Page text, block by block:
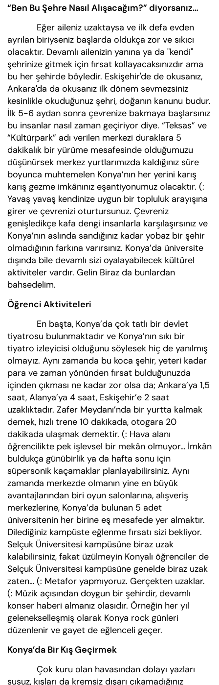
“Ben Bu Şehre Nasıl Alışacağım?” diyorsanız…
Eğer aileniz uzaktaysa ve ilk defa evden
ayrılan biriyseniz başlarda oldukça zor ve sıkıcı
olacaktır. Devamlı ailenizin yanına ya da "kendi"
şehrinize gitmek için fırsat kollayacaksınızdır ama
bu her şehirde böyledir. Eskişehir'de de okusanız,
Ankara'da da okusanız ilk dönem sevmezsiniz
kesinlikle okuduğunuz şehri, doğanın kanunu budur.
İlk 5-6 aydan sonra çevrenize bakmaya başlarsınız
bu insanlar nasıl zaman geçiriyor diye. “Teksas” ve
“Kültürpark” adı verilen merkezi duraklara 5
dakikalık bir yürüme mesafesinde olduğumuzu
düşünürsek merkez yurtlarımızda kaldığınız süre
boyunca muhtemelen Konya’nın her yerini karış
karış gezme imkânınız eşantiyonumuz olacaktır. (:
Yavaş yavaş kendinize uygun bir topluluk arayışına
girer ve çevrenizi oturtursunuz. Çevreniz
genişledikçe kafa dengi insanlarla karşılaşırsınız ve
Konya’nın aslında sandığınız kadar yobaz bir şehir
olmadığının farkına varırsınız. Konya’da üniversite
dışında bile devamlı sizi oyalayabilecek kültürel
aktiviteler vardır. Gelin Biraz da bunlardan
bahsedelim.
Öğrenci Aktiviteleri
En başta, Konya’da çok tatlı bir devlet
tiyatrosu bulunmaktadır ve Konya’nın sıkı bir
tiyatro izleyicisi olduğunu söylesek hiç de yanılmış
olmayız. Aynı zamanda bu koca şehir, yeteri kadar
para ve zaman yönünden fırsat bulduğunuzda
içinden çıkması ne kadar zor olsa da; Ankara’ya 1,5
saat, Alanya’ya 4 saat, Eskişehir’e 2 saat
uzaklıktadır. Zafer Meydanı’nda bir yurtta kalmak
demek, hızlı trene 10 dakikada, otogara 20
dakikada ulaşmak demektir. (: Hava alanı
öğrencilikte pek işlevsel bir mekân olmuyor… İmkân
buldukça günübirlik ya da hafta sonu için
süpersonik kaçamaklar planlayabilirsiniz. Aynı
zamanda merkezde olmanın yine en büyük
avantajlarından biri oyun salonlarına, alışveriş
merkezlerine, Konya’da bulunan 5 adet
üniversitenin her birine eş mesafede yer almaktır.
Dilediğiniz kampüste eğlenme fırsatı sizi bekliyor.
Selçuk Üniversitesi kampüsüne biraz uzak
kalabilirsiniz, fakat üzülmeyin Konyalı öğrenciler de
Selçuk Üniversitesi kampüsüne genelde biraz uzak
zaten… (: Metafor yapmıyoruz. Gerçekten uzaklar.
(: Müzik açısından doygun bir şehirdir, devamlı
konser haberi almanız olasıdır. Örneğin her yıl
gelenekselleşmiş olarak Konya rock günleri
düzenlenir ve gayet de eğlenceli geçer.
Konya’da Bir Kış Geçirmek
Çok kuru olan havasından dolayı yazları
susuz, kışları da kremsiz dışarı çıkamadığınız